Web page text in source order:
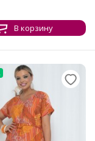
В корзину